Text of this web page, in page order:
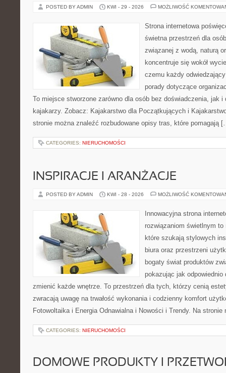
POSTED BY ADMIN KWI - 29 - 2026 MOŻLIWOŚĆ
Strona internetowa
świetna przestrzeń dla
związanej z wodą, naturą
koncentruje się wokół
czemu każdy
porady dotyczące
To miejsce stworzone zarówno dla osób bez doświadczenia, jak i
kajakarzy. Zobacz: Kajakarstwo dla Początkujących i
stronie można znaleźć rozbudowane opisy tras, które pomagają
CATEGORIES: NIERUCHOMOŚCI
INSPIRACJE I ARANŻACJE
POSTED BY ADMIN KWI - 28 - 2026 MOŻLIWOŚĆ
Innowacyjna strona
rozwiązaniom świetlnym
które szukają stylowych
biura oraz przestrzeni
bogaty świat produktów
pokazując jak odpowiednio
zmienić każde wnętrze. To przestrzeń dla tych, którzy cenią
zwracają uwagę na trwałość wykonania i codzienny komfort
Fotowoltaika i Energia Odnawialna i Nowości i Trendy. Na
CATEGORIES: NIERUCHOMOŚCI
DOMOWE PRODUKTY I